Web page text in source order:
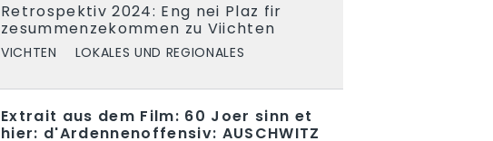
Retrospektiv 2024: Eng nei Plaz fir
zesummenzekommen zu Viichten
VICHTEN LOKALES UND REGIONALES
Extrait aus dem Film: 60 Joer sinn et
hier: d'Ardennenoffensiv: AUSCHWITZ